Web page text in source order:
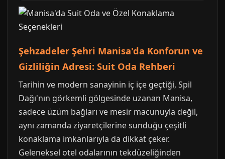
Şehzadeler Şehri Manisa'da Konforun ve
Gizliliğin Adresi: Suit Oda Rehberi
Tarihin ve modern sanayinin iç içe geçtiği, Spil
Dağı'nın görkemli gölgesinde uzanan Manisa,
sadece üzüm bağları ve mesir macunuyla değil,
aynı zamanda ziyaretçilerine sunduğu çeşitli
konaklama imkanlarıyla da dikkat çeker.
Geleneksel otel odalarının tekdüzeliğinden